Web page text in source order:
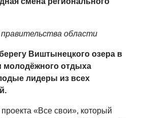
области
Виштынецкого озера в
молодёжного отдыха
лидеры из всех
«Все свои», который